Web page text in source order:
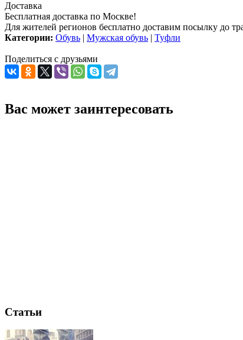
Доставка
Бесплатная доставка по Москве!
Для жителей регионов бесплатно доставим посылку до
Категории: Обувь | Мужская обувь | Туфли
Поделиться с друзьями
Вас может заинтересовать
Статьи